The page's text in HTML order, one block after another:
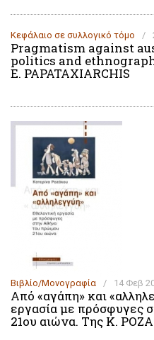
Κεφάλαιο σε συλλογικό τόμο /
Pragmatism against
politics and
E. PAPATAXIARCHIS
Βιβλίο/Μονογραφία / 14 Φεβ
Από «αγάπη» και
εργασία με πρόσφυγες
21ου αιώνα. Της Κ.